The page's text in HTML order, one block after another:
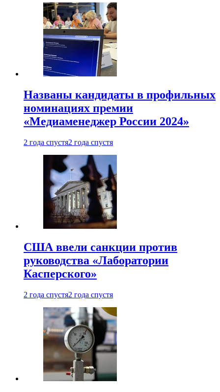
Названы кандидаты в профильных
номинациях премии
«Медиаменеджер России 2024»
2 года спустя2 года спустя
США ввели санкции против
руководства «Лаборатории
Касперского»
2 года спустя2 года спустя